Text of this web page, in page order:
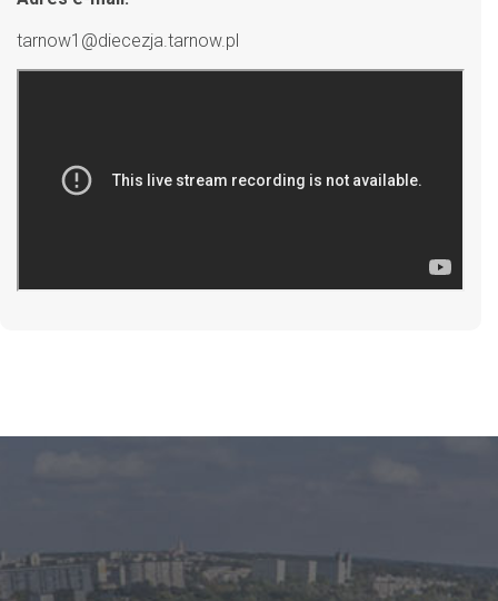
tarnow1@diecezja.tarnow.pl